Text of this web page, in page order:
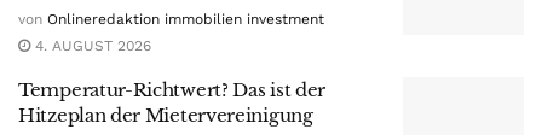
von Onlineredaktion immobilien investment
4. AUGUST 2026
Temperatur-Richtwert? Das ist der
Hitzeplan der Mietervereinigung